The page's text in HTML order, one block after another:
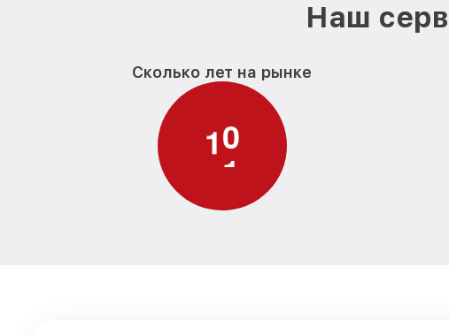
Наш
Сколько лет на рынке
11